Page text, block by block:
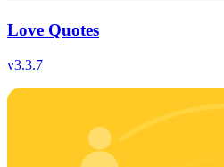
Love Quotes
v3.3.7